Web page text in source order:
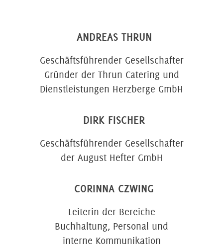
ANDREAS THRUN
Geschäftsführender Gesellschafter
Gründer der Thrun Catering und
Dienstleistungen Herzberge GmbH
DIRK FISCHER
Geschäftsführender Gesellschafter
der August Hefter GmbH
CORINNA CZWING
Leiterin der Bereiche
Buchhaltung, Personal und
interne Kommunikation